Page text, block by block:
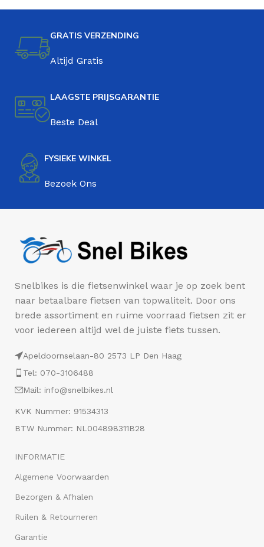
GRATIS VERZENDING
Altijd Gratis
LAAGSTE PRIJSGARANTIE
Beste Deal
FYSIEKE WINKEL
Bezoek Ons
Snelbikes is die fietsenwinkel waar je op zoek bent
naar betaalbare fietsen van topwaliteit. Door ons
brede assortiment en ruime voorraad fietsen zit er
voor iedereen altijd wel de juiste fiets tussen.
Apeldoornselaan-80 2573 LP Den Haag
Tel: 070-3106488
Mail: info@snelbikes.nl
KVK Nummer: 91534313
BTW Nummer: NL004898311B28
INFORMATIE
Algemene Voorwaarden
Bezorgen & Afhalen
Ruilen & Retourneren
Garantie